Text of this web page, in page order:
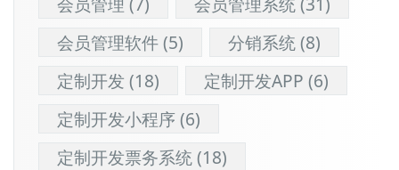
会员管理软件(5) 分销系统(8)
定制开发 (18) 定制开发APP (6)
定制开发小程序(6)
定制开发票务系统(18)